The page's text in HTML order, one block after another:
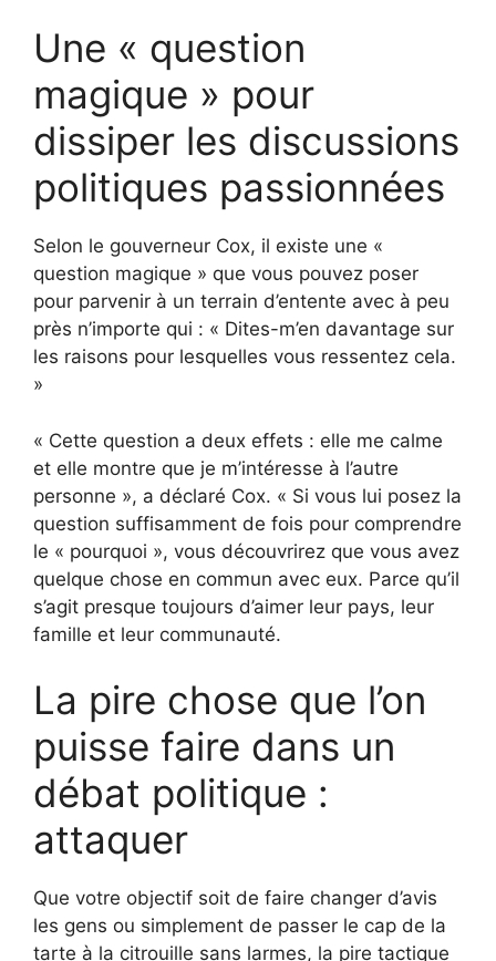
Une « question
magique » pour
dissiper les discussions
politiques passionnées
Selon le gouverneur Cox, il existe une «
question magique » que vous pouvez poser
pour parvenir à un terrain d’entente avec à peu
près n’importe qui : « Dites-m’en davantage sur
les raisons pour lesquelles vous ressentez cela.
»
« Cette question a deux effets : elle me calme
et elle montre que je m’intéresse à l’autre
personne », a déclaré Cox. « Si vous lui posez la
question suffisamment de fois pour comprendre
le « pourquoi », vous découvrirez que vous avez
quelque chose en commun avec eux. Parce qu’il
s’agit presque toujours d’aimer leur pays, leur
famille et leur communauté.
La pire chose que l’on
puisse faire dans un
débat politique :
attaquer
Que votre objectif soit de faire changer d’avis
les gens ou simplement de passer le cap de la
tarte à la citrouille sans larmes, la pire tactique